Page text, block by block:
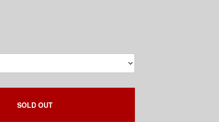
SOLD OUT